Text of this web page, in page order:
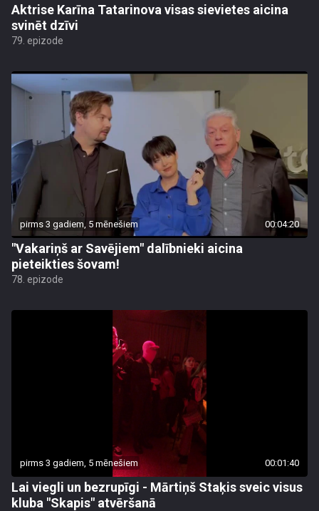
Aktrise Karīna Tatarinova visas sievietes aicina
svinēt dzīvi
79. epizode
pirms 3 gadiem, 5 mēnešiem 00:04:20
"Vakariņš ar Savējiem" dalībnieki aicina
pieteikties šovam!
78. epizode
pirms 3 gadiem, 5 mēnešiem 00:01:40
Lai viegli un bezrupīgi - Mārtiņš Staķis sveic visus
kluba "Skapis" atvēršanā